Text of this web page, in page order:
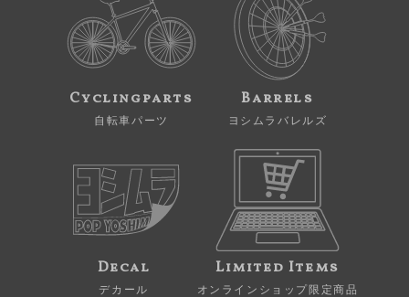
Cyclingparts
自転車パーツ
Barrels
ヨシムラバレルズ
Decal
デカール
Limited Items
オンラインショップ限定商品